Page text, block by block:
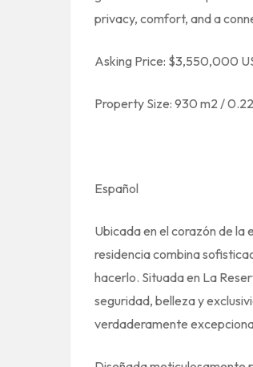
privacy, comfort, and a
Asking Price: $3,550,000
Property Size: 930 m2 /
Español
Ubicada en el corazón de
residencia combina
hacerlo. Situada en La
seguridad, belleza y
verdaderamente